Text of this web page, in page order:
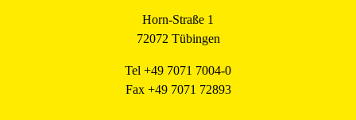
Horn-Straße 1
72072 Tübingen
Tel +49 7071 7004-0
Fax +49 7071 72893